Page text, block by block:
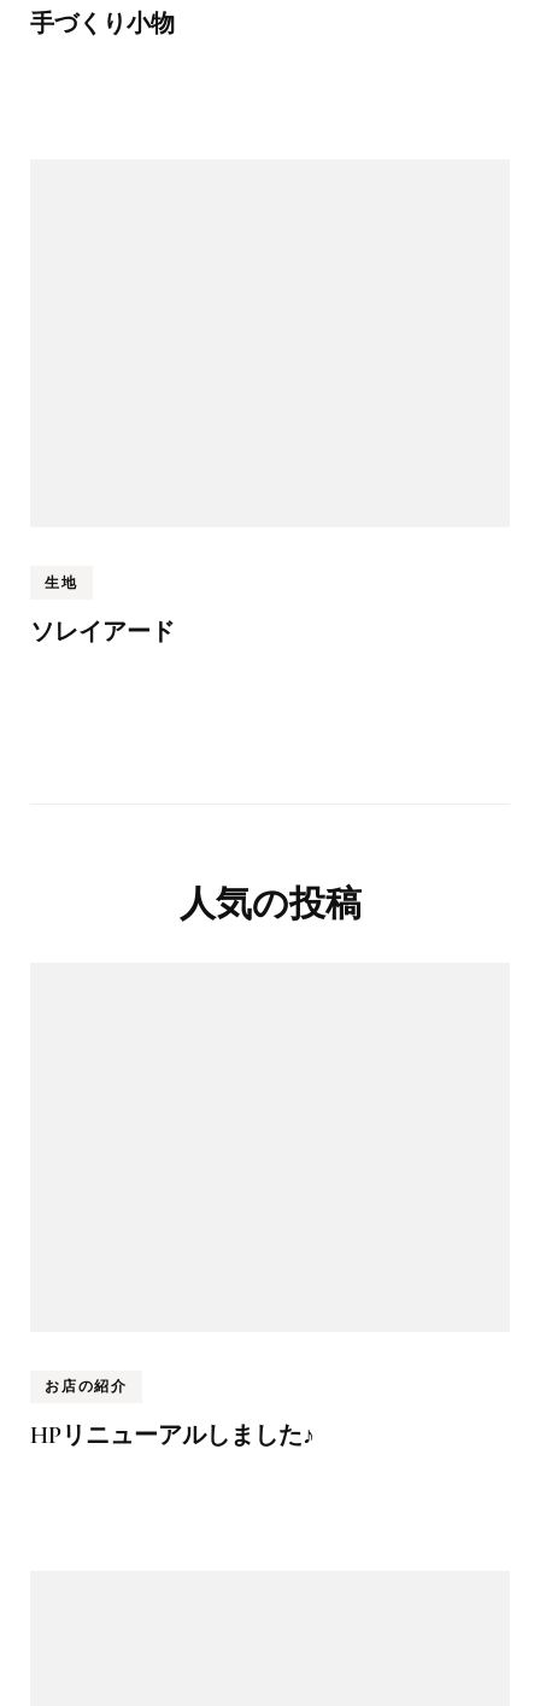
手づくり小物
生地
ソレイアード
人気の投稿
お店の紹介
HPリニューアルしました♪